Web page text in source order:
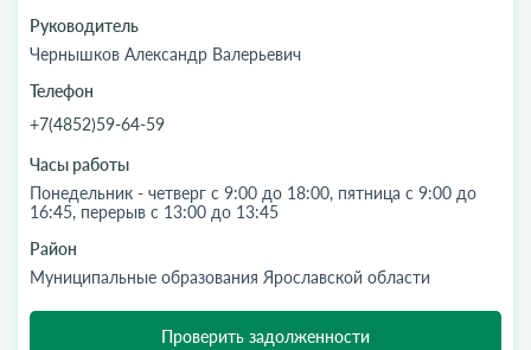
Руководитель
Чернышков Александр Валерьевич
Телефон
+7(4852)59-64-59
Часы работы
Понедельник - четверг с 9:00 до 18:00, пятница с 9:00 до
16:45, перерыв с 13:00 до 13:45
Район
Муниципальные образования Ярославской области
Проверить задолженности